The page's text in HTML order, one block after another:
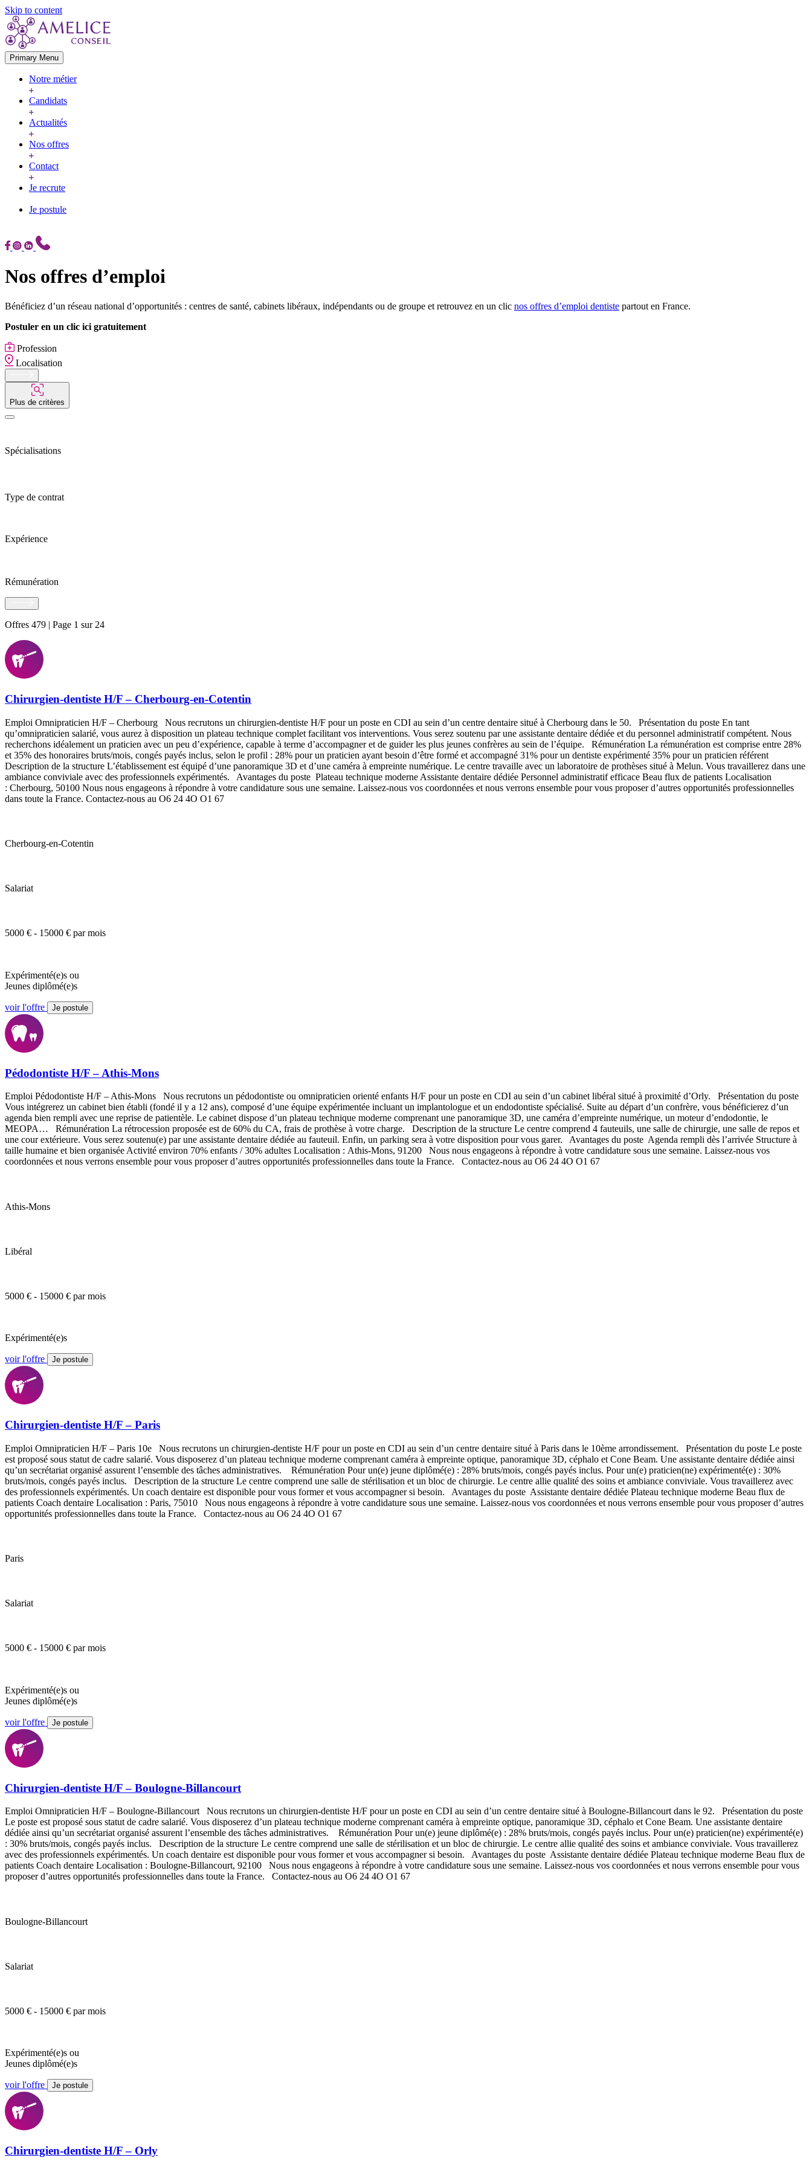
Skip to content
Primary Menu
Notre métier
Candidats
Actualités
Nos offres
Contact
Je recrute
Je postule
Nos offres d’emploi
Bénéficiez d’un réseau national d’opportunités : centres de santé, cabinets libéraux, indépendants ou de groupe et retrouvez en un clic nos offres d’emploi dentiste partout en France.
Postuler en un clic ici gratuitement
Profession
Localisation
Plus de critères
Spécialisations
Type de contrat
Expérience
Rémunération
Offres 479 | Page 1 sur 24
Chirurgien-dentiste H/F – Cherbourg-en-Cotentin
Emploi Omnipraticien H/F – Cherbourg Nous recrutons un chirurgien-dentiste H/F pour un poste en CDI au sein d’un centre dentaire situé à Cherbourg dans le 50. Présentation du poste En tant
qu’omnipraticien salarié, vous aurez à disposition un plateau technique complet facilitant vos interventions. Vous serez soutenu par une assistante dentaire dédiée et du personnel administratif compétent. Nous
recherchons idéalement un praticien avec un peu d’expérience, capable à terme d’accompagner et de guider les plus jeunes confrères au sein de l’équipe. Rémunération La rémunération est comprise entre 28%
et 35% des honoraires bruts/mois, congés payés inclus, selon le profil : 28% pour un praticien ayant besoin d’être formé et accompagné 31% pour un dentiste expérimenté 35% pour un praticien référent
Description de la structure L’établissement est équipé d’une panoramique 3D et d’une caméra à empreinte numérique. Le centre travaille avec un laboratoire de prothèses situé à Melun. Vous travaillerez dans une
ambiance conviviale avec des professionnels expérimentés. Avantages du poste Plateau technique moderne Assistante dentaire dédiée Personnel administratif efficace Beau flux de patients Localisation
: Cherbourg, 50100 Nous nous engageons à répondre à votre candidature sous une semaine. Laissez-nous vos coordonnées et nous verrons ensemble pour vous proposer d’autres opportunités professionnelles
dans toute la France. Contactez-nous au O6 24 4O O1 67
Cherbourg-en-Cotentin
Salariat
5000 € - 15000 € par mois
Expérimenté(e)s ou
Jeunes diplômé(e)s
voir l'offre Je postule
Pédodontiste H/F – Athis-Mons
Emploi Pédodontiste H/F – Athis-Mons Nous recrutons un pédodontiste ou omnipraticien orienté enfants H/F pour un poste en CDI au sein d’un cabinet libéral situé à proximité d’Orly. Présentation du poste
Vous intégrerez un cabinet bien établi (fondé il y a 12 ans), composé d’une équipe expérimentée incluant un implantologue et un endodontiste spécialisé. Suite au départ d’un confrère, vous bénéficierez d’un
agenda bien rempli avec une reprise de patientèle. Le cabinet dispose d’un plateau technique moderne comprenant une panoramique 3D, une caméra d’empreinte numérique, un moteur d’endodontie, le
MEOPA… Rémunération La rétrocession proposée est de 60% du CA, frais de prothèse à votre charge. Description de la structure Le centre comprend 4 fauteuils, une salle de chirurgie, une salle de repos et
une cour extérieure. Vous serez soutenu(e) par une assistante dentaire dédiée au fauteuil. Enfin, un parking sera à votre disposition pour vous garer. Avantages du poste Agenda rempli dès l’arrivée Structure à
taille humaine et bien organisée Activité environ 70% enfants / 30% adultes Localisation : Athis-Mons, 91200 Nous nous engageons à répondre à votre candidature sous une semaine. Laissez-nous vos
coordonnées et nous verrons ensemble pour vous proposer d’autres opportunités professionnelles dans toute la France. Contactez-nous au O6 24 4O O1 67
Athis-Mons
Libéral
5000 € - 15000 € par mois
Expérimenté(e)s
voir l'offre Je postule
Chirurgien-dentiste H/F – Paris
Emploi Omnipraticien H/F – Paris 10e Nous recrutons un chirurgien-dentiste H/F pour un poste en CDI au sein d’un centre dentaire situé à Paris dans le 10ème arrondissement. Présentation du poste Le poste
est proposé sous statut de cadre salarié. Vous disposerez d’un plateau technique moderne comprenant caméra à empreinte optique, panoramique 3D, céphalo et Cone Beam. Une assistante dentaire dédiée ainsi
qu’un secrétariat organisé assurent l’ensemble des tâches administratives. Rémunération Pour un(e) jeune diplômé(e) : 28% bruts/mois, congés payés inclus. Pour un(e) praticien(ne) expérimenté(e) : 30%
bruts/mois, congés payés inclus. Description de la structure Le centre comprend une salle de stérilisation et un bloc de chirurgie. Le centre allie qualité des soins et ambiance conviviale. Vous travaillerez avec
des professionnels expérimentés. Un coach dentaire est disponible pour vous former et vous accompagner si besoin. Avantages du poste Assistante dentaire dédiée Plateau technique moderne Beau flux de
patients Coach dentaire Localisation : Paris, 75010 Nous nous engageons à répondre à votre candidature sous une semaine. Laissez-nous vos coordonnées et nous verrons ensemble pour vous proposer d’autres
opportunités professionnelles dans toute la France. Contactez-nous au O6 24 4O O1 67
Paris
Salariat
5000 € - 15000 € par mois
Expérimenté(e)s ou
Jeunes diplômé(e)s
voir l'offre Je postule
Chirurgien-dentiste H/F – Boulogne-Billancourt
Emploi Omnipraticien H/F – Boulogne-Billancourt Nous recrutons un chirurgien-dentiste H/F pour un poste en CDI au sein d’un centre dentaire situé à Boulogne-Billancourt dans le 92. Présentation du poste
Le poste est proposé sous statut de cadre salarié. Vous disposerez d’un plateau technique moderne comprenant caméra à empreinte optique, panoramique 3D, céphalo et Cone Beam. Une assistante dentaire
dédiée ainsi qu’un secrétariat organisé assurent l’ensemble des tâches administratives. Rémunération Pour un(e) jeune diplômé(e) : 28% bruts/mois, congés payés inclus. Pour un(e) praticien(ne) expérimenté(e)
: 30% bruts/mois, congés payés inclus. Description de la structure Le centre comprend une salle de stérilisation et un bloc de chirurgie. Le centre allie qualité des soins et ambiance conviviale. Vous travaillerez
avec des professionnels expérimentés. Un coach dentaire est disponible pour vous former et vous accompagner si besoin. Avantages du poste Assistante dentaire dédiée Plateau technique moderne Beau flux de
patients Coach dentaire Localisation : Boulogne-Billancourt, 92100 Nous nous engageons à répondre à votre candidature sous une semaine. Laissez-nous vos coordonnées et nous verrons ensemble pour vous
proposer d’autres opportunités professionnelles dans toute la France. Contactez-nous au O6 24 4O O1 67
Boulogne-Billancourt
Salariat
5000 € - 15000 € par mois
Expérimenté(e)s ou
Jeunes diplômé(e)s
voir l'offre Je postule
Chirurgien-dentiste H/F – Orly